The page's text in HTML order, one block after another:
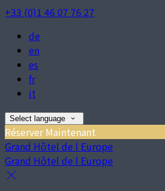
+33 (0)1 46 07 76 27
de
en
es
fr
it
Select language
Réserver Maintenant
Grand Hôtel de l Europe
Grand Hôtel de l Europe